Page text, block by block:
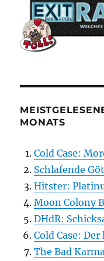
MONATS
Cold Case:
Schlafende
Hitster:
Moon Colony
DHdR:
Cold Case:
The Bad